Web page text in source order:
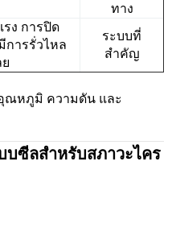
ทาง
ง การปิด
การรั่วไหล
ย
ระบบที่
สำคัญ
ณหภูมิ ความดัน และ
ซีลสำหรับสภาวะไคร